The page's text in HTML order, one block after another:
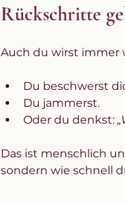
Rückschritte
Auch du wirst immer
Du beschwerst
Du jammerst.
Oder du denkst:
Das ist menschlich
sondern wie schnell